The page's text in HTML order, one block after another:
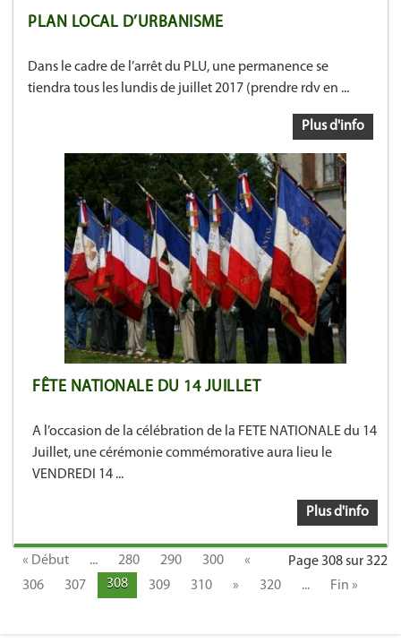
PLAN LOCAL D’URBANISME
Dans le cadre de l’arrêt du PLU, une permanence se
tiendra tous les lundis de juillet 2017 (prendre rdv en ...
Plus d'info
FÊTE NATIONALE DU 14 JUILLET
A l’occasion de la célébration de la FETE NATIONALE du 14
Juillet, une cérémonie commémorative aura lieu le
VENDREDI 14 ...
Plus d'info
Page 308 sur 322
« Début ... 280 290 300
«
306
307 308 309 310 » 320 ... Fin »